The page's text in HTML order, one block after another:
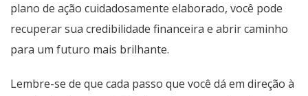
plano de ação cuidadosamente elaborado, você pode
recuperar sua credibilidade financeira e abrir caminho
para um futuro mais brilhante.
Lembre-se de que cada passo que você dá em direção à